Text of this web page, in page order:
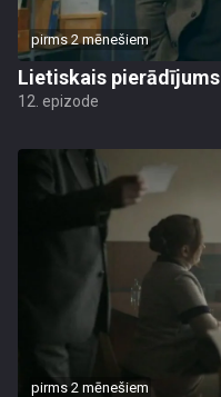
pirms 2 mēnešiem
Lietiskais pierādījums
12. epizode
pirms 2 mēnešiem